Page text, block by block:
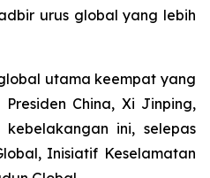
urus global yang lebih
utama keempat yang
China, Xi Jinping,
ini, selepas
Inisiatif Keselamatan